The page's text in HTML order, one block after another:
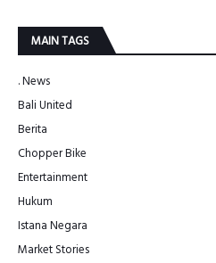
MAIN TAGS
. News
Bali United
Berita
Chopper Bike
Entertainment
Hukum
Istana Negara
Market Stories